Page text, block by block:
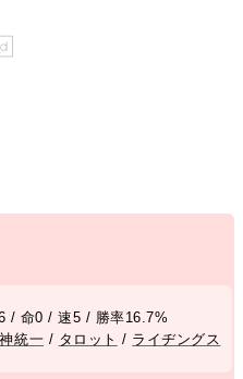
/ 命0 / 速5 / 勝率16.7%
統一 / タロット / ライヂングス